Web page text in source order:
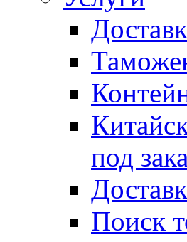
под
Поиск